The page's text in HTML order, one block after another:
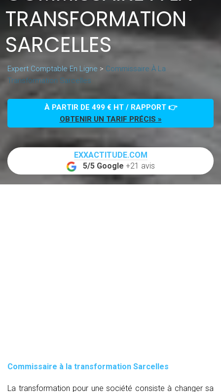
TRANSFORMATION
SARCELLES
Expert Comptable En Ligne > Commissaire À La
Transformation Sarcelles
À PARTIR DE 499 € HT / RAPPORT 👉
OBTENIR UN TARIF PRÉCIS »
EXXACTITUDE.COM
5/5 Google +21 avis
Commissaire à la transformation Sarcelles
La transformation pour une société consiste à changer sa